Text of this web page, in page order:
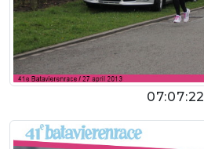
07:07:22